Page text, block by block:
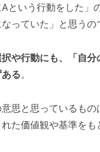
Aという行動をした」
っていた」と思うの
択や行動にも、「自
る。
思と思っているもの
た価値観や基準をも